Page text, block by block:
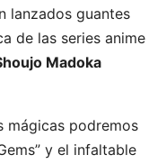
lanzados guantes
de las series anime
Madoka
mágicas podremos
y el infaltable